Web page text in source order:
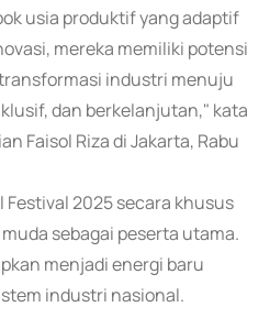
usia produktif yang adaptif
mereka memiliki potensi
industri menuju
dan berkelanjutan," kata
Faisol Riza di Jakarta, Rabu
2025 secara khusus
sebagai peserta utama.
menjadi energi baru
industri nasional.